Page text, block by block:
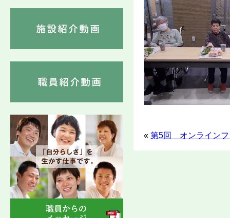
« 第5回 オンラインフ